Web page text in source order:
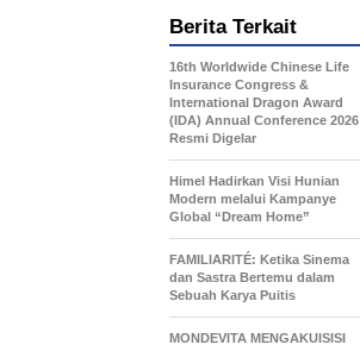
Berita Terkait
16th Worldwide Chinese Life
Insurance Congress &
International Dragon Award
(IDA) Annual Conference 2026
Resmi Digelar
Himel Hadirkan Visi Hunian
Modern melalui Kampanye
Global “Dream Home”
FAMILIARITÉ: Ketika Sinema
dan Sastra Bertemu dalam
Sebuah Karya Puitis
MONDEVITA MENGAKUISISI